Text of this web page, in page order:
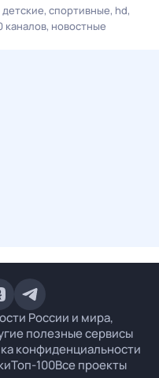
детские спортивные hd
каналов новостные
России и мира,
полезные сервисы
конфиденциальности
Топ-100Все проекты